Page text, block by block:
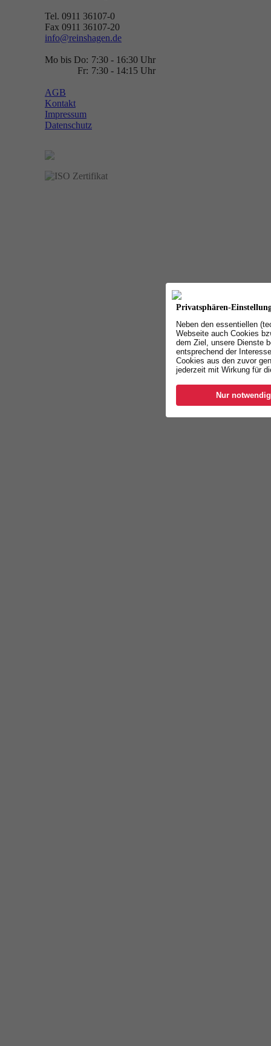
Privatsphären-
Neben den essentiellen
Webseite auch Cookies
dem Ziel, unsere Dienste
entsprechend der
Cookies aus den zuvor
jederzeit mit Wirkung für
Nur
Tel. 0911 36107-0
Fax 0911 36107-20
info@reinshagen.de
Mo bis Do: 7:30 - 16:30 Uhr
Fr: 7:30 - 14:15 Uhr
AGB
Kontakt
Impressum
Datenschutz